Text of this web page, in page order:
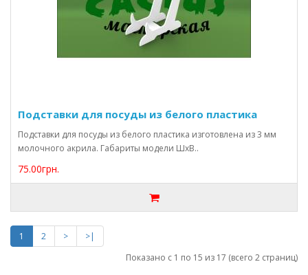
Подставки для посуды из белого пластика
Подставки для посуды из белого пластика изготовлена из 3 мм
молочного акрила. Габариты модели ШхВ..
75.00грн.
1 2 >
>|
Показано с 1 по 15 из 17 (всего 2 страниц)